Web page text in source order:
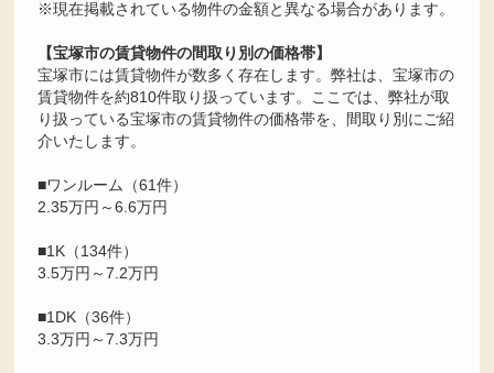
※現在掲載されている物件の金額と異なる場合があります。
【宝塚市の賃貸物件の間取り別の価格帯】
宝塚市には賃貸物件が数多く存在します。弊社は、宝塚市の
賃貸物件を約810件取り扱っています。ここでは、弊社が取
り扱っている宝塚市の賃貸物件の価格帯を、間取り別にご紹
介いたします。
■ワンルーム（61件）
2.35万円～6.6万円
■1K（134件）
3.5万円～7.2万円
■1DK（36件）
3.3万円～7.3万円